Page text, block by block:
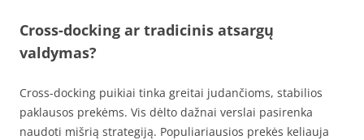
Cross-docking ar tradicinis atsargų
valdymas?
Cross-docking puikiai tinka greitai judančioms, stabilios
paklausos prekėms. Vis dėlto dažnai verslai pasirenka
naudoti mišrią strategiją. Populiariausios prekės keliauja